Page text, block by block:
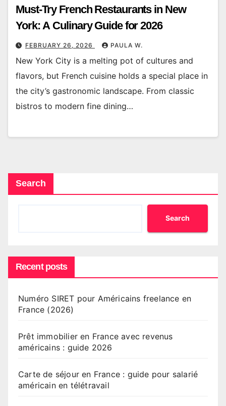
Must-Try French Restaurants in New
York: A Culinary Guide for 2026
FEBRUARY 26, 2026 PAULA W.
New York City is a melting pot of cultures and
flavors, but French cuisine holds a special place in
the city’s gastronomic landscape. From classic
bistros to modern fine dining…
Search
Search
Recent posts
Numéro SIRET pour Américains freelance en
France (2026)
Prêt immobilier en France avec revenus
américains : guide 2026
Carte de séjour en France : guide pour salarié
américain en télétravail